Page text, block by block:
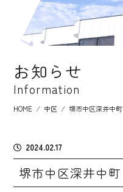
お知らせ
Information
HOME ⁄ 中区 ⁄ 堺市中区深井中町
2024.02.17
堺市中区深井中町